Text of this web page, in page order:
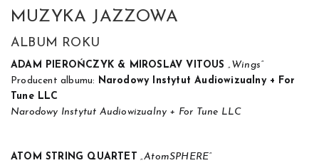
MUZYKA JAZZOWA
ALBUM ROKU
ADAM PIEROŃCZYK & MIROSLAV VITOUS „Wings”
Producent albumu: Narodowy Instytut Audiowizualny + For
Tune LLC
Narodowy Instytut Audiowizualny + For Tune LLC
ATOM STRING QUARTET „AtomSPHERE”